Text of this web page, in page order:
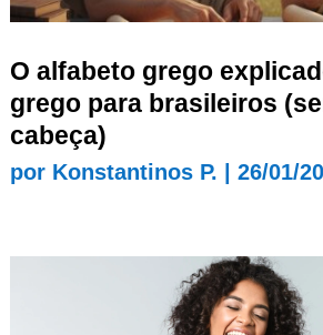
O alfabeto grego
grego para brasileiros
cabeça)
por Konstantinos P. 26/01/